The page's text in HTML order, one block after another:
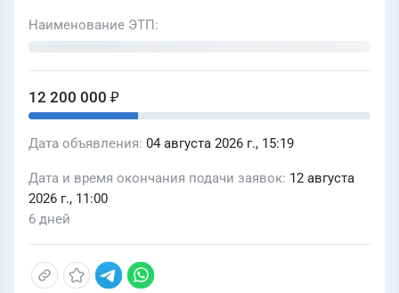
Наименование ЭТП
12 200 000 ₽
Дата объявления 04 августа 2026 г., 15:19
Дата и время окончания подачи заявок 12 августа
2026 г., 11:00
6 дней